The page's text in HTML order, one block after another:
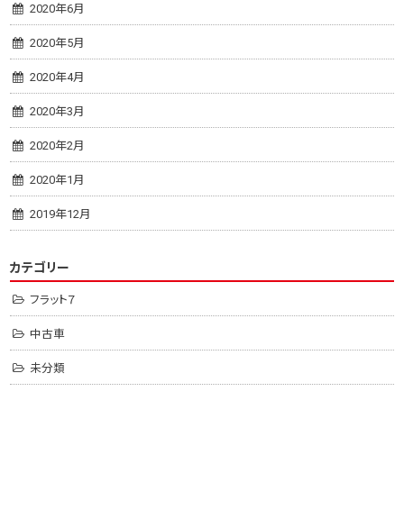
2020年6月
2020年5月
2020年4月
2020年3月
2020年2月
2020年1月
2019年12月
カテゴリー
フラット７
中古車
未分類